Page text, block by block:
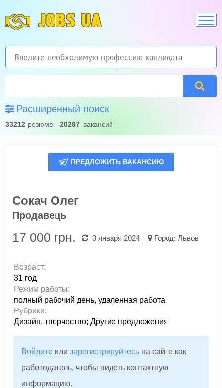
JOBS UA
Расширенный поиск
33212 резюме 20297 вакансий
ПРЕДЛОЖИТЬ ВАКАНСИЮ
Сокач Олег
Продавець
17 000 грн. 3 января 2024 Город: Львов
Возраст:
31 год
Режим работы:
полный рабочий день, удаленная работа
Рубрики:
Дизайн, творчество; Другие предложения
Войдите илизарегистрируйтесь на сайте как
работодатель, чтобы видеть контактную
информацию.